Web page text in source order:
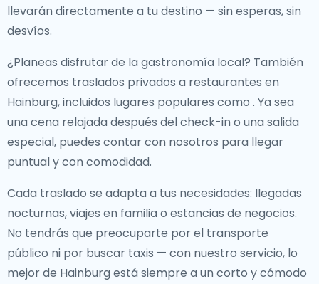
llevarán directamente a tu destino — sin esperas, sin
desvíos.
¿Planeas disfrutar de la gastronomía local? También
ofrecemos traslados privados a restaurantes en
Hainburg, incluidos lugares populares como . Ya sea
una cena relajada después del check-in o una salida
especial, puedes contar con nosotros para llegar
puntual y con comodidad.
Cada traslado se adapta a tus necesidades: llegadas
nocturnas, viajes en familia o estancias de negocios.
No tendrás que preocuparte por el transporte
público ni por buscar taxis — con nuestro servicio, lo
mejor de Hainburg está siempre a un corto y cómodo